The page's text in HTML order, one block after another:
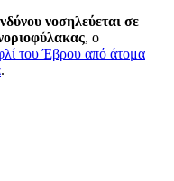
νοσηλεύεται σε
, ο
του Έβρου από άτομα
.